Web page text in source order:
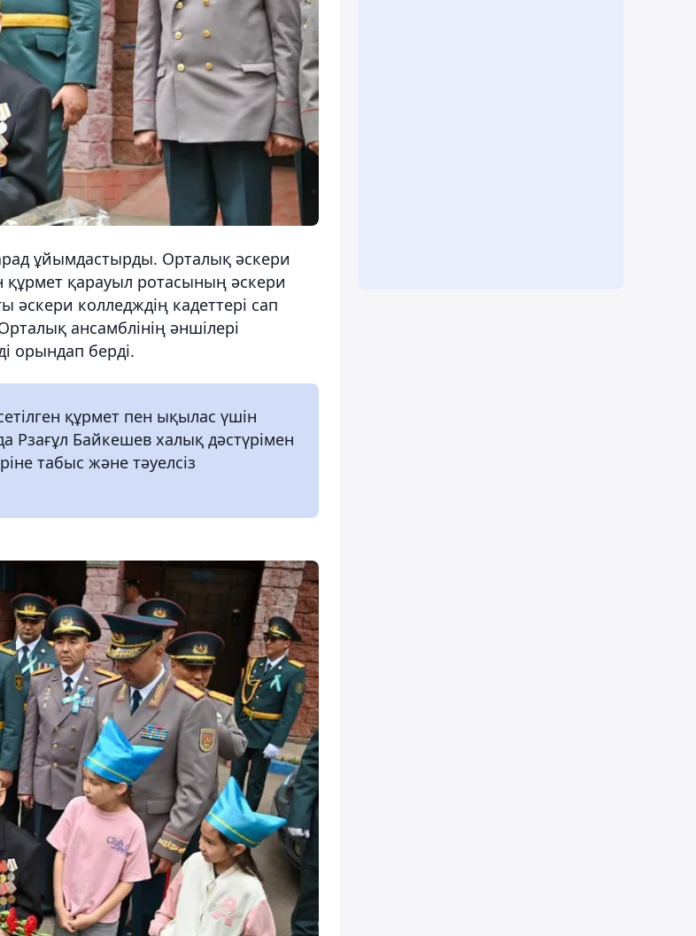
ұйымдастырды. Орталық әскери
қарауыл ротасының әскери
әскери колледждің кадеттері сап
ансамблінің әншілері
орындап берді.
құрмет пен ықылас үшін
Рзағұл Байкешев халық дәстүрімен
табыс және тәуелсіз